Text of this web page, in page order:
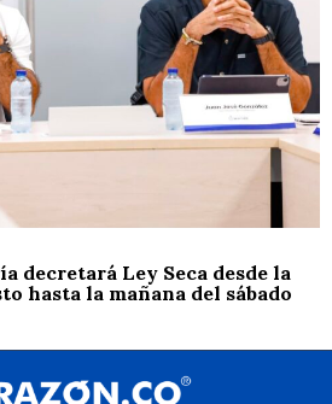
decretará Ley Seca desde la
hasta la mañana del sábado